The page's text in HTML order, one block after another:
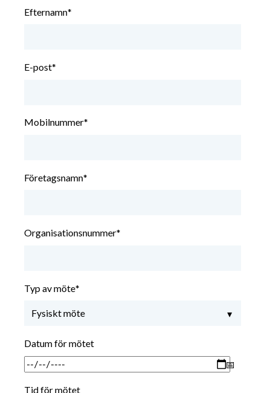
Efternamn*
E-post*
Mobilnummer*
Företagsnamn*
Organisationsnummer*
Typ av möte*
Datum för mötet
Tid för mötet